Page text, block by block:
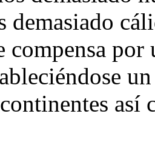
demasiado
compensa
así